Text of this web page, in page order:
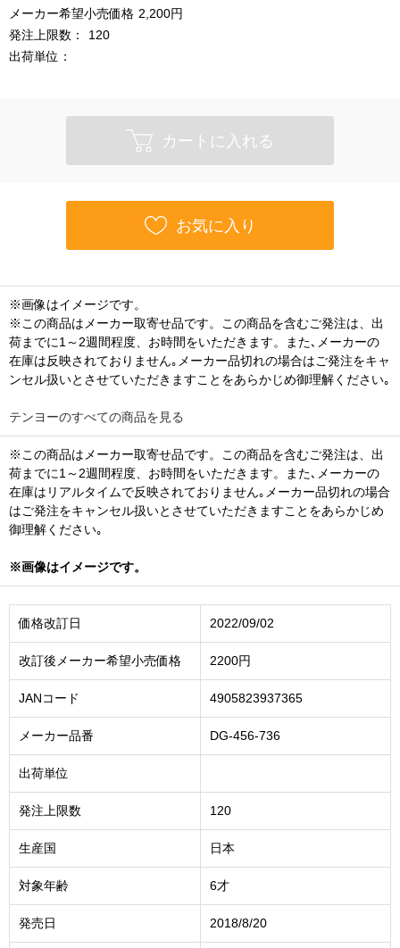
メーカー希望小売価格 2,200円
発注上限数：
120
出荷単位：
カートに入れる
お気に入り
※画像はイメージです。
※この商品はメーカー取寄せ品です。この商品を含むご発注は、出
荷までに1～2週間程度、お時間をいただきます。また､メーカーの
在庫は反映されておりません｡メーカー品切れの場合はご発注をキャ
ンセル扱いとさせていただきますことをあらかじめ御理解ください｡
テンヨーのすべての商品を見る
※この商品はメーカー取寄せ品です。この商品を含むご発注は、出
荷までに1～2週間程度、お時間をいただきます。また､メーカーの
在庫はリアルタイムで反映されておりません｡メーカー品切れの場合
はご発注をキャンセル扱いとさせていただきますことをあらかじめ
御理解ください｡
※画像はイメージです。
価格改訂日 2022/09/02
改訂後メーカー希望小売価格 2200円
JANコード 4905823937365
メーカー品番 DG-456-736
出荷単位
発注上限数 120
生産国 日本
対象年齢 6才
発売日 2018/8/20